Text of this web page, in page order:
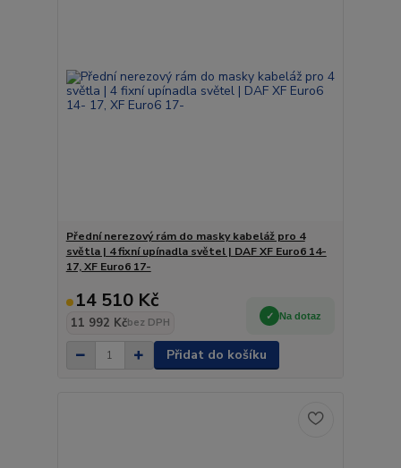
Přední nerezový rám do masky kabeláž pro 4
světla | 4 fixní upínadla světel | DAF XF Euro6 14-
17, XF Euro6 17-
14 510 Kč
11 992 Kčbez DPH
Na dotaz
Přidat do košíku